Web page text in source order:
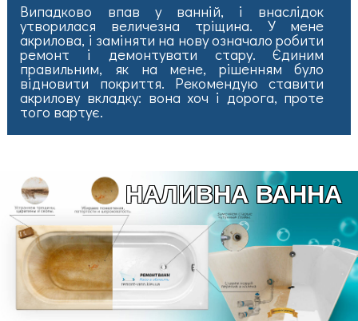
Випадково впав у ванній, і внаслідок
утворилася величезна тріщина. У мене
акрилова, і заміняти на нову означало робити
ремонт і демонтувати стару. Єдиним
правильним, як на мене, рішенням було
відновити покриття. Рекомендую ставити
акрилову вкладку: вона хоч і дорога, проте
того вартує.
НАЛИВНА ВАННА